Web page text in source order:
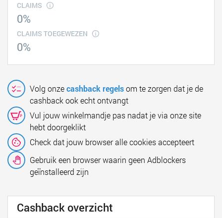
CLAIMS
0%
CLAIMS TOEGEWEZEN
0%
Volg onzecashback regelsom te zorgen dat je de
cashback ook echt ontvangt
Vul jouw winkelmandje pas nadat je via onze site
hebt doorgeklikt
Check dat jouw browser alle cookies accepteert
Gebruik een browser waarin geen Adblockers
geïnstalleerd zijn
Cashback overzicht